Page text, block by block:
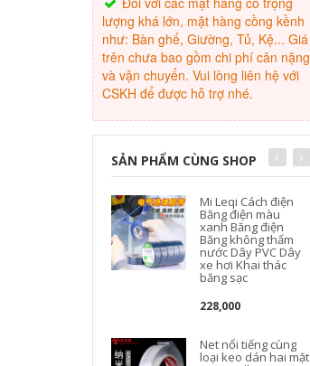
lượng khá lớn, mặt hàng cồng kềnh
như: Bàn ghế, Giường, Tủ, Kệ... Giá
trên chưa bao gồm chi phí cân nặng
và vận chuyển. Vui lòng liên hệ với
CSKH để được hỗ trợ nhé.
SẢN PHẨM CÙNG SHOP
Mi Leqi Cách điện
Băng điện màu
xanh Băng điện
Băng không thấm
nước Dây PVC Dây
xe hơi Khai thác
băng sạc
228,000
Net nổi tiếng cùng
loại keo dán hai mặt